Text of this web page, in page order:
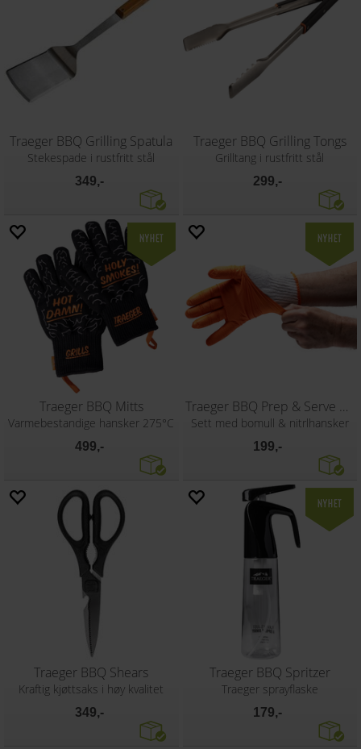
Traeger BBQ Grilling Spatula
Stekespade i rustfritt stål
349,-
Traeger BBQ Grilling Tongs
Grilltang i rustfritt stål
299,-
Traeger BBQ Mitts
Varmebestandige hansker 275°C
499,-
Traeger BBQ Prep & Serve Gloves
Sett med bomull & nitrlhansker
199,-
Traeger BBQ Shears
Kraftig kjøttsaks i høy kvalitet
349,-
Traeger BBQ Spritzer
Traeger sprayflaske
179,-